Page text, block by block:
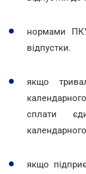
нормами
відпустки.
якщо
сплати
якщо